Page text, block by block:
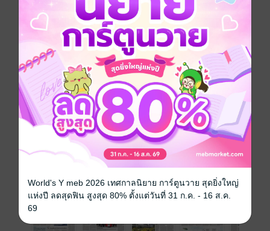
Bangkok Post วันพุธที่ 30 พฤศจิกายน พ.ศ.2565
ประเภทไฟล์ pdf
วันที่วางขาย 29 พฤศจิกายน 2565
ความยาว 28 หน้า
ราคาปก 30 บาท
ฉบับย้อนหลัง ดูทั้งหมด
World's Y meb 2026 เทศกาลนิยาย การ์ตูนวาย สุดยิ่งใหญ่
แห่งปี ลดสุดฟิน สูงสุด 80% ตั้งแต่วันที่ 31 ก.ค. - 16 ส.ค.
69